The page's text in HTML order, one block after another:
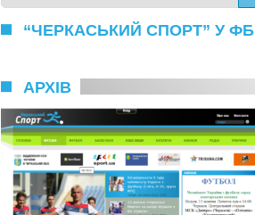
“ЧЕРКАСЬКИЙ СПОРТ” У ФБ
АРХІВ